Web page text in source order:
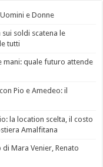
e Donne
soldi scatena le
tutti
mani: quale futuro attende
Pio e Amedeo: il
la location scelta, il costo
Amalfitana
Mara Venier, Renato